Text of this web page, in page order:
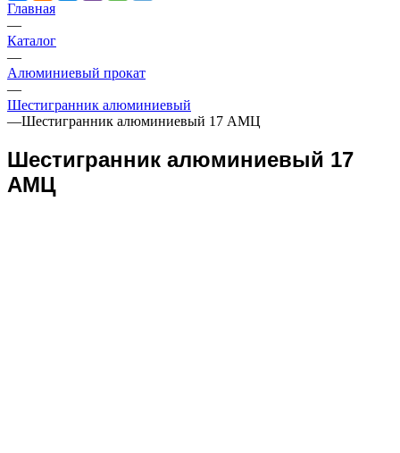
Главная
—
Каталог
—
Алюминиевый прокат
—
Шестигранник алюминиевый
—Шестигранник алюминиевый 17 АМЦ
Шестигранник алюминиевый 17
АМЦ